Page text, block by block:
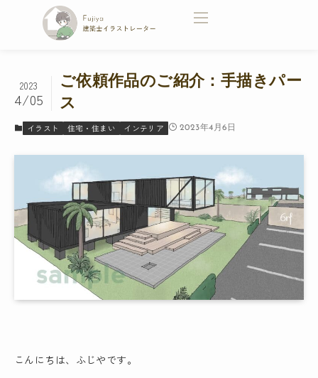
ご依頼作品のご紹介：手描きパー
ス
2023
4/05
イラスト 住宅・住まい インテリア 2023年4月6日
こんにちは、ふじやです。